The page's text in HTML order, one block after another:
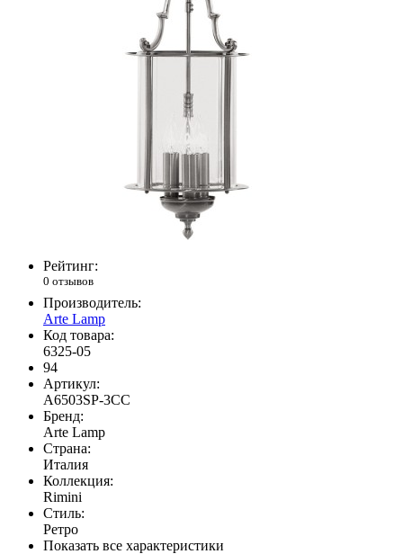
Рейтинг:
0 отзывов
Производитель:
Arte Lamp
Код товара:
6325-05
94
Артикул:
A6503SP-3CC
Бренд:
Arte Lamp
Страна:
Италия
Коллекция:
Rimini
Стиль:
Ретро
Показать все характеристики